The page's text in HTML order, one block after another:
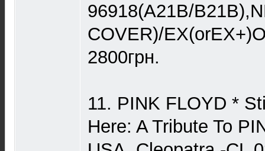
96918(A21B/
COVER)/
2800грн.
11. PINK FLOYD *
Here: A Tribute To